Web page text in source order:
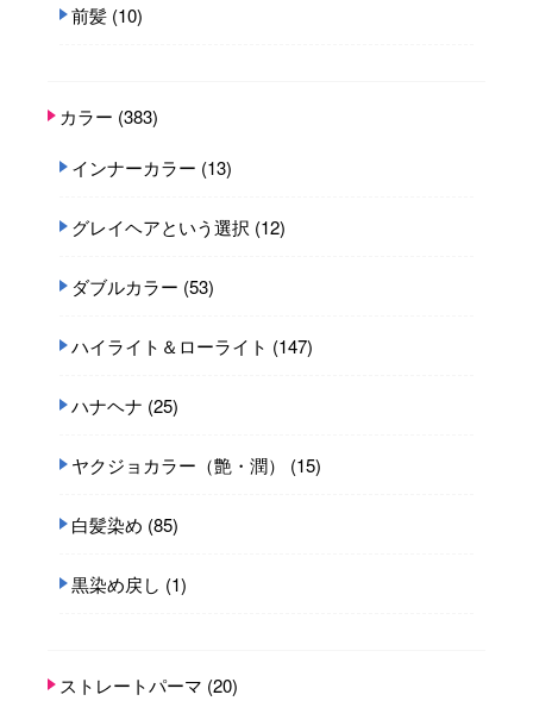
前髪 (10)
カラー (383)
インナーカラー (13)
グレイヘアという選択 (12)
ダブルカラー (53)
ハイライト＆ローライト (147)
ハナヘナ (25)
ヤクジョカラー（艶・潤） (15)
白髪染め (85)
黒染め戻し (1)
ストレートパーマ (20)